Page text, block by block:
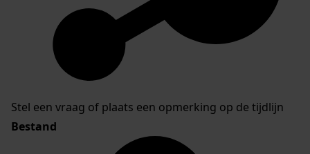
Stel een vraag of plaats een opmerking op de tijdlijn
Bestand